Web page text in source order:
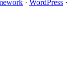
· WordPress ·